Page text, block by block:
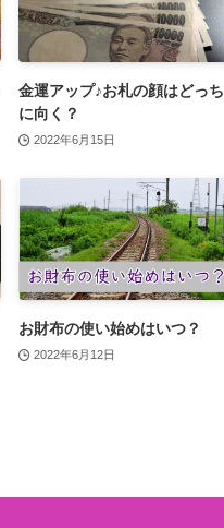
金運アップ♪お札の顔はどっち
に向く？
2022年6月15日
お財布の使い始めはいつ？
2022年6月12日